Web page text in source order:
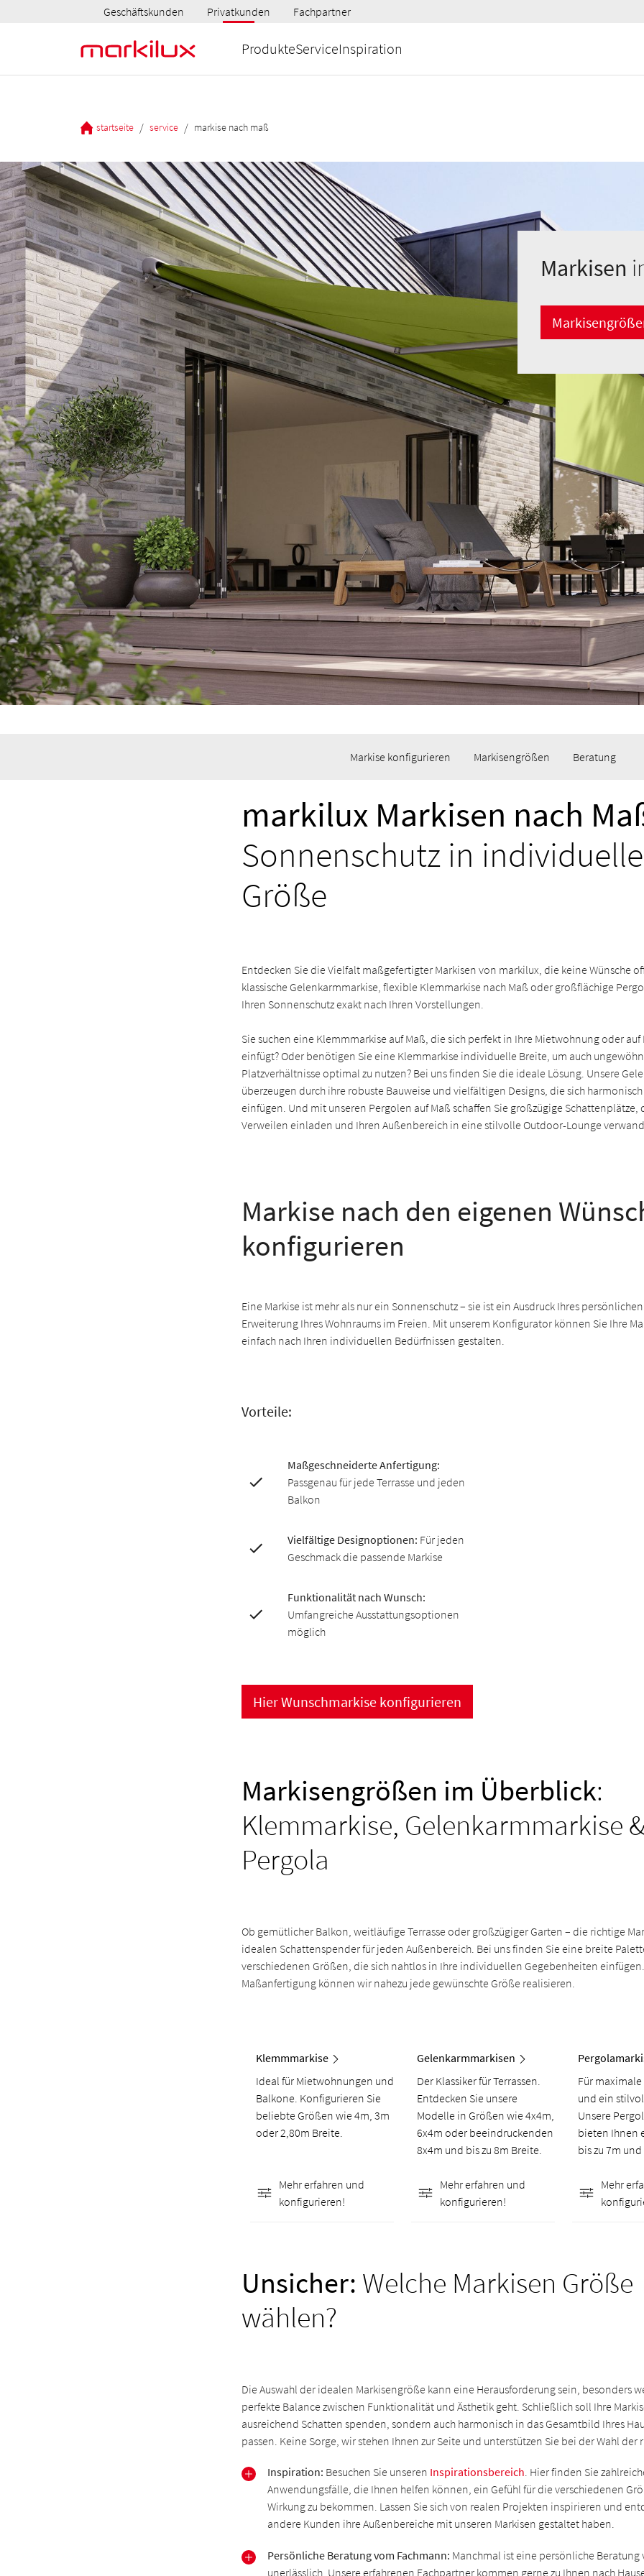
Geschäftskunden Privatkunden Fachpartner
ProdukteServiceInspiration
startseite / service / markise nach maß
Markisen
Markisen
Markise konfigurieren Markisengrößen Beratung
markilux Markisen nach
Sonnenschutz in
Größe
Entdecken Sie die Vielfalt maßgefertigter Markisen von markilux, die keine Wünsche
klassische Gelenkarmmarkise, flexible Klemmarkise nach Maß oder großflächige
Ihren Sonnenschutz exakt nach Ihren Vorstellungen.
Sie suchen eine Klemmmarkise auf Maß, die sich perfekt in Ihre Mietwohnung oder
einfügt? Oder benötigen Sie eine Klemmarkise individuelle Breite, um auch
Platzverhältnisse optimal zu nutzen? Bei uns finden Sie die ideale Lösung. Unsere
überzeugen durch ihre robuste Bauweise und vielfältigen Designs, die sich
einfügen. Und mit unseren Pergolen auf Maß schaffen Sie großzügige Schattenplätze,
Verweilen einladen und Ihren Außenbereich in eine stilvolle Outdoor-Lounge
Markise nach den eigenen
konfigurieren
Eine Markise ist mehr als nur ein Sonnenschutz – sie ist ein Ausdruck Ihres
Erweiterung Ihres Wohnraums im Freien. Mit unserem Konfigurator können Sie Ihre
einfach nach Ihren individuellen Bedürfnissen gestalten.
Vorteile:
Maßgeschneiderte Anfertigung:
Passgenau für jede Terrasse und jeden
Balkon
Vielfältige Designoptionen: Für jeden
Geschmack die passende Markise
Funktionalität nach Wunsch:
Umfangreiche Ausstattungsoptionen
möglich
Hier Wunschmarkise konfigurieren
Markisengrößen im Überblick:
Klemmarkise, Gelenkarmmarkise
Pergola
Ob gemütlicher Balkon, weitläufige Terrasse oder großzügiger Garten – die richtige
idealen Schattenspender für jeden Außenbereich. Bei uns finden Sie eine breite
verschiedenen Größen, die sich nahtlos in Ihre individuellen Gegebenheiten
Maßanfertigung können wir nahezu jede gewünschte Größe realisieren.
Klemmmarkise
Ideal für Mietwohnungen und
Balkone. Konfigurieren Sie
beliebte Größen wie 4m, 3m
oder 2,80m Breite.
Mehr erfahren und
konfigurieren!
Gelenkarmmarkisen
Der Klassiker für Terrassen.
Entdecken Sie unsere
Modelle in Größen wie 4x4m,
6x4m oder beeindruckenden
8x4m und bis zu 8m Breite.
Mehr erfahren und
konfigurieren!
Für
und ein
Unsere
bieten Ihnen
bis zu 7m
Mehr
Unsicher: Welche Markisen Größe
wählen?
Die Auswahl der idealen Markisengröße kann eine Herausforderung sein, besonders
perfekte Balance zwischen Funktionalität und Ästhetik geht. Schließlich soll Ihre
ausreichend Schatten spenden, sondern auch harmonisch in das Gesamtbild Ihres
passen. Keine Sorge, wir stehen Ihnen zur Seite und unterstützen Sie bei der Wahl der
Inspiration: Besuchen Sie unseren Inspirationsbereich. Hier finden Sie
Anwendungsfälle, die Ihnen helfen können, ein Gefühl für die verschiedenen
Wirkung zu bekommen. Lassen Sie sich von realen Projekten inspirieren und
andere Kunden ihre Außenbereiche mit unseren Markisen gestaltet haben.
Persönliche Beratung vom Fachmann: Manchmal ist eine persönliche Beratung
unerlässlich. Unsere erfahrenen Fachpartner kommen gerne zu Ihnen nach